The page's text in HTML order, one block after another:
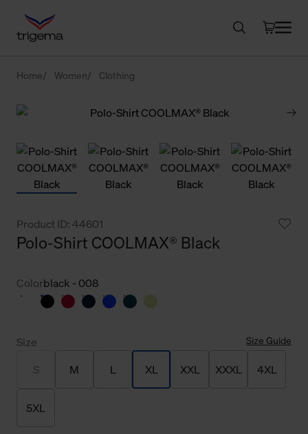
Home Women Clothing
Product ID: 44601
Polo-Shirt COOLMAX® Black
Colorblack - 008
Size Size Guide
S M L XL XXL XXXL 4XL
5XL